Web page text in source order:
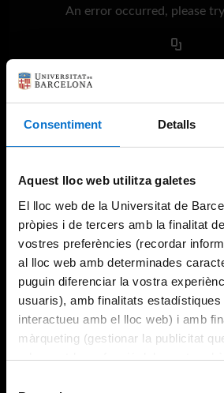
Consentiment Detalls
Aquest lloc web utilitza galetes
El lloc web de la Universitat de
pròpies i de tercers amb la finalitat
vostres preferències (recordar
al lloc web amb determinades
puguin diferenciar la vostra
usuaris), amb finalitats
interactueu amb el lloc web) i amb
màrqueting (gestionar la publicitat
adequant-la en funció dels vostres
An error occurred, please